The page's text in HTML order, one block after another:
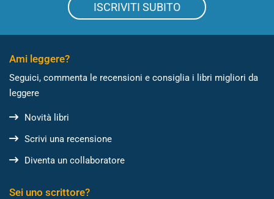
ISCRIVITI SUBITO
Ami leggere?
Seguici, commenta le recensioni e consiglia i libri migliori da
leggere
Novità libri
Scrivi una recensione
Diventa un collaboratore
Sei uno scrittore?